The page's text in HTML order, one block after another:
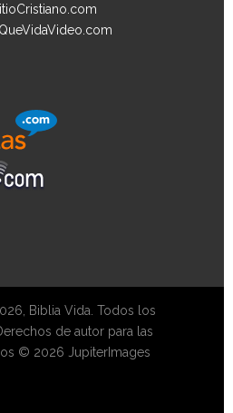
QueVidaVideo.com
Biblia Vida. Todos los
de autor para las
© 2026 JupiterImages